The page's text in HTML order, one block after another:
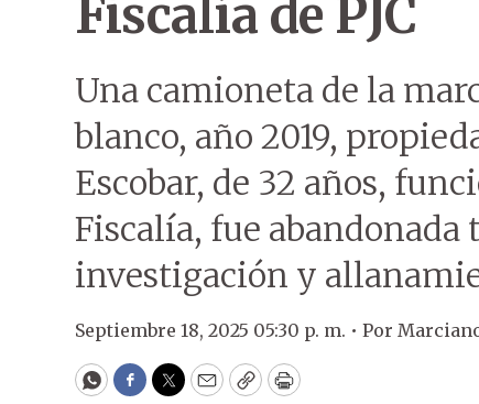
Fiscalía de PJC
Una camioneta de la
blanco, año 2019,
Escobar, de 32 años,
Fiscalía, fue
investigación y
Septiembre 18, 2025 05:30 p. m. • Por
WhatsApp
Facebook
Twitter
EmailCopyPrint